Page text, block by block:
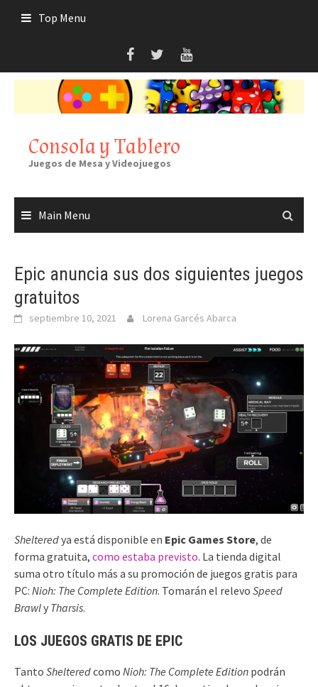
Top Menu
Consola y Tablero
Juegos de Mesa y Videojuegos
Main Menu
Epic anuncia sus dos siguientes juegos
gratuitos
septiembre 10, 2021 Lorena Garcés Abarca
Shelteredya está disponible en Epic Games Store, de
forma gratuita, como estaba previsto. La tienda digital
suma otro título más a su promoción de juegos gratis para
PC: Nioh: The Complete Edition. Tomarán el relevo Speed
Brawly Tharsis.
LOS JUEGOS GRATIS DE EPIC
Tanto Shelteredcomo Nioh: The Complete Edition podrán